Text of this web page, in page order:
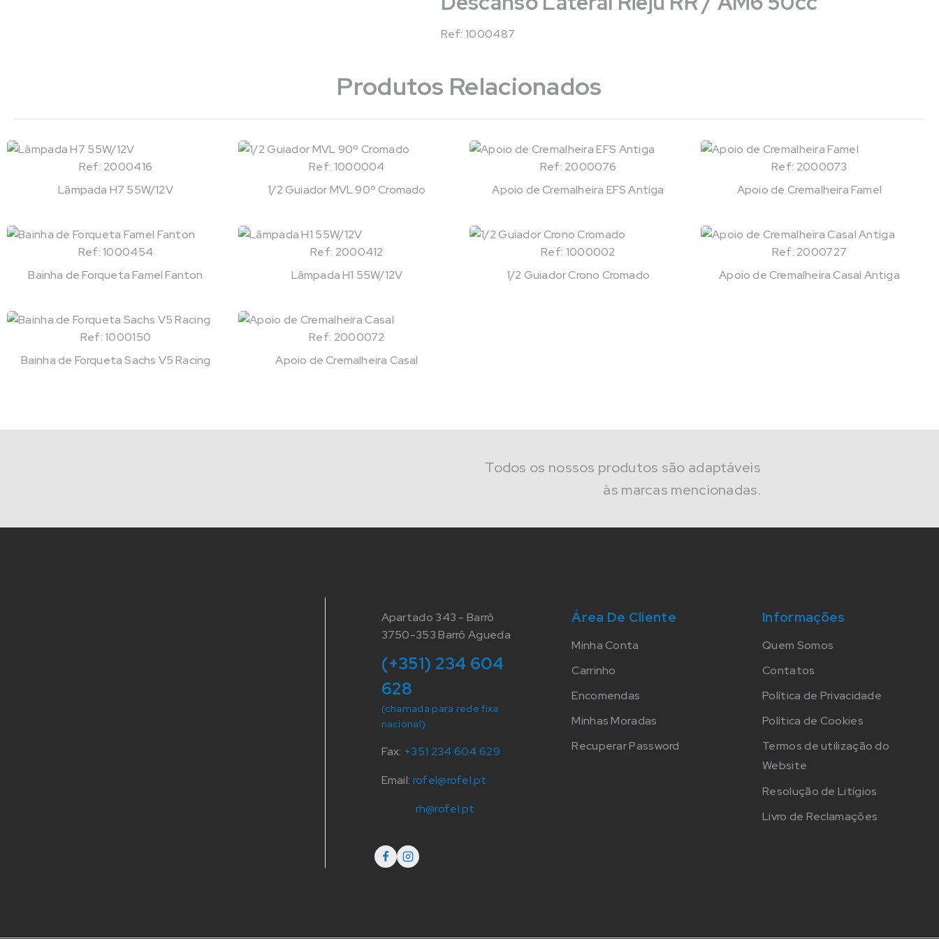
Ref: 1000487
Produtos Relacionados
Ref: 2000416
Lâmpada H7 55W/12V
Ref: 1000004
1/2 Guiador MVL 90º Cromado
Ref: 2000076
Apoio de Cremalheira EFS Antiga
Ref: 2000073
Apoio de Cremalheira Famel
Ref: 1000454
Bainha de Forqueta Famel Fanton
Ref: 2000412
Lâmpada H1 55W/12V
Ref: 1000002
1/2 Guiador Crono Cromado
Ref: 2000727
Apoio de Cremalheira Casal Antiga
Ref: 1000150
Bainha de Forqueta Sachs V5 Racing
Ref: 2000072
Apoio de Cremalheira Casal
Todos os nossos produtos são adaptáveis
às marcas mencionadas.
Apartado 343 - Barrô
3750-353 Barrô Agueda
(+351) 234 604
628
(chamada para rede fixa
nacional)
Fax: +351 234 604 629
Email: rofel@rofel.pt
rh@rofel.pt
Área De Cliente
Minha Conta
Carrinho
Encomendas
Minhas Moradas
Recuperar Password
Informações
Quem Somos
Contatos
Política de Privacidade
Política de Cookies
Termos de utilização do
Website
Resolução de Litígios
Livro de Reclamações